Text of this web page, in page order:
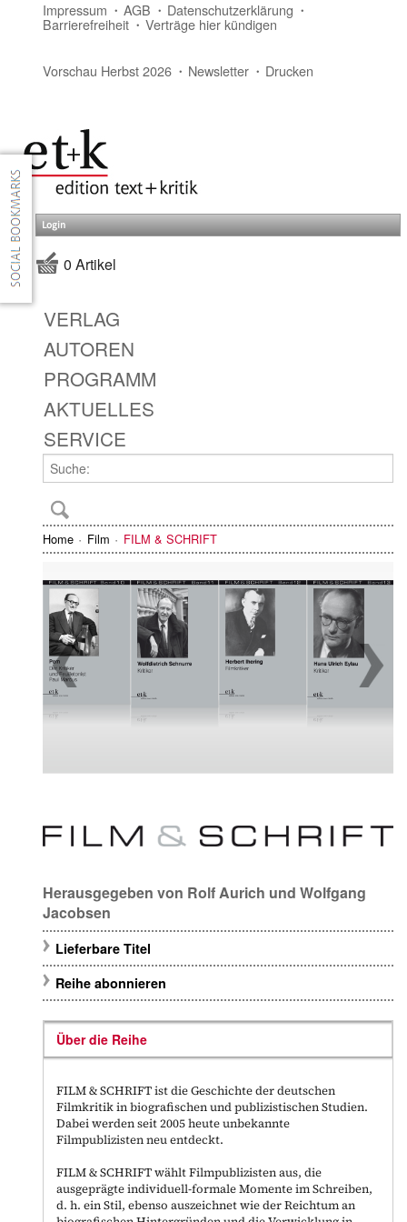
Impressum AGB Datenschutzerklärung
Barrierefreiheit Verträge hier kündigen
Vorschau Herbst 2026 Newsletter Drucken
Login
0 Artikel
VERLAG
AUTOREN
PROGRAMM
AKTUELLES
SERVICE
Home Film FILM & SCHRIFT
Herausgegeben von Rolf Aurich und Wolfgang
Jacobsen
Lieferbare Titel
Reihe abonnieren
Über die Reihe
FILM & SCHRIFT ist die Geschichte der deutschen
Filmkritik in biografischen und publizistischen Studien.
Dabei werden seit 2005 heute unbekannte
Filmpublizisten neu entdeckt.
FILM & SCHRIFT wählt Filmpublizisten aus, die
ausgeprägte individuell-formale Momente im Schreiben,
d. h. ein Stil, ebenso auszeichnet wie der Reichtum an